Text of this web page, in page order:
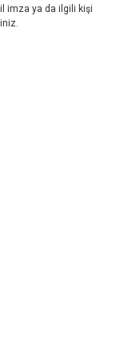
imza ya da ilgili kişi